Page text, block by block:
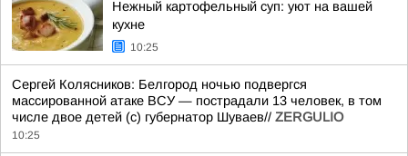
Нежный картофельный суп: уют на вашей
кухне
10:25
Сергей Колясников: Белгород ночью подвергся
массированной атаке ВСУ — пострадали 13 человек, в том
числе двое детей (c) губернатор Шуваев// ZERGULIO
10:25